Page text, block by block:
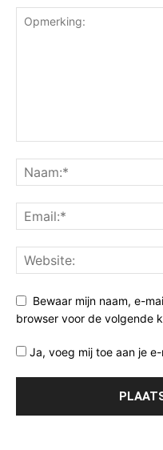
Bewaar mijn naam, e-
browser voor de volgende
Ja, voeg mij toe aan je